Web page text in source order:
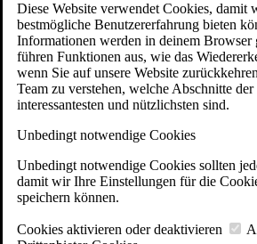
Diese Website verwendet Cookies, damit
bestmögliche Benutzererfahrung bieten
Informationen werden in deinem Browser
führen Funktionen aus, wie das
wenn Sie auf unsere Website
Team zu verstehen, welche Abschnitte
interessantesten und nützlichsten sind.
Unbedingt notwendige Cookies
Unbedingt notwendige Cookies sollten
damit wir Ihre Einstellungen für die
speichern können.
Cookies aktivieren oder deaktivieren